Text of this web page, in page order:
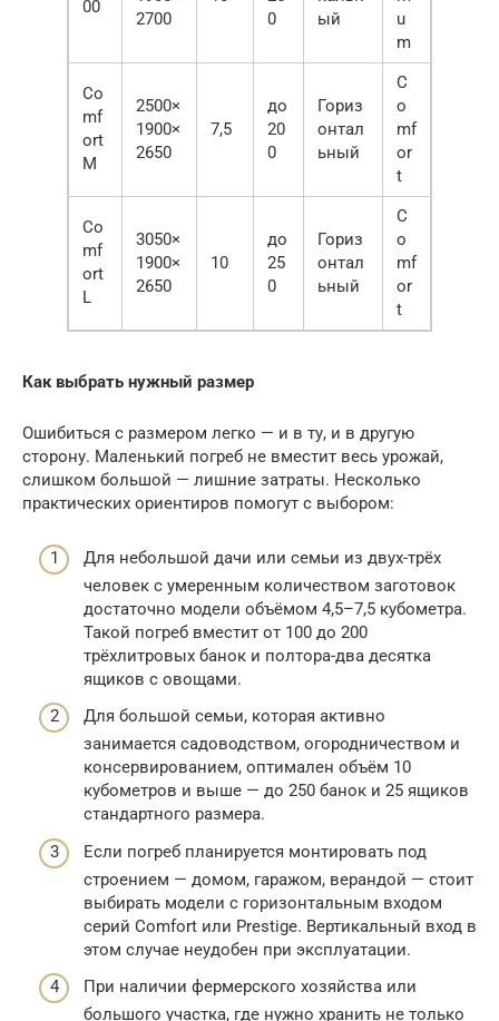
00
2700
0
ый
u
m
Co
mf
ort
M
2500×
1900×
2650
7,5
до
20
0
Гориз
онтал
ьный
C
o
mf
or
t
Co
mf
ort
L
3050×
1900×
2650
10
до
25
0
Гориз
онтал
ьный
C
o
mf
or
t
Как выбрать нужный размер
Ошибиться с размером легко — и в ту, и в другую
сторону. Маленький погреб не вместит весь урожай,
слишком большой — лишние затраты. Несколько
практических ориентиров помогут с выбором:
Для небольшой дачи или семьи из двух-трёх
человек с умеренным количеством заготовок
достаточно модели объёмом 4,5–7,5 кубометра.
Такой погреб вместит от 100 до 200
трёхлитровых банок и полтора-два десятка
ящиков с овощами.
Для большой семьи, которая активно
занимается садоводством, огородничеством и
консервированием, оптимален объём 10
кубометров и выше — до 250 банок и 25 ящиков
стандартного размера.
Если погреб планируется монтировать под
строением — домом, гаражом, верандой — стоит
выбирать модели с горизонтальным входом
серий Comfort или Prestige. Вертикальный вход в
этом случае неудобен при эксплуатации.
При наличии фермерского хозяйства или
большого участка, где нужно хранить не только